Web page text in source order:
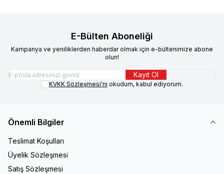
E-Bülten Aboneliği
Kampanya ve yeniliklerden haberdar olmak için e-bültenimize abone
olun!
Kayıt Ol
KVKK Sözleşmesi'ni okudum, kabul ediyorum.
Önemli Bilgiler
Teslimat Koşulları
Üyelik Sözleşmesi
Satış Sözleşmesi